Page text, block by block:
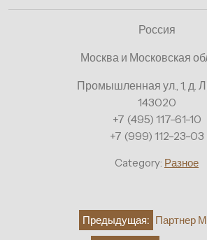
Россия
Москва и Московская
Промышленная ул., 1, д.
143020
+7 (495) 117-61-10
+7 (999) 112-23-03
Category: Разное
НавигацияПредыдущая: Партнер